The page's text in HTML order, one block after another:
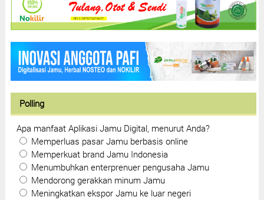
Polling
Apa manfaat Aplikasi Jamu Digital, menurut Anda?
Memperluas pasar Jamu berbasis online
Memperkuat brand Jamu Indonesia
Menumbuhkan enterprenuer pengusaha Jamu
Mendorong gerakkan minum Jamu
Meningkatkan ekspor Jamu ke luar negeri